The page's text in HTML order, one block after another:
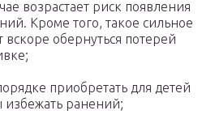
возрастает риск появления
Кроме того, такое сильное
обернуться потерей
приобретать для детей
избежать ранений;